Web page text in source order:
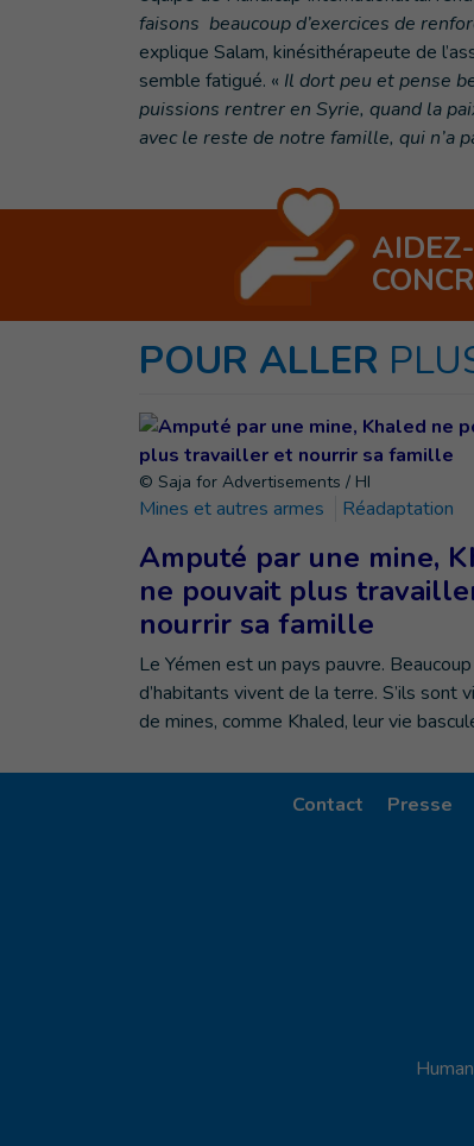
faisons beaucoup d’exercices de
explique Salam, kinésithérapeute de
semble fatigué. « Il dort peu et pense
puissions rentrer en Syrie, quand la
avec le reste de notre famille, qui n’a
AIDEZ-
POUR ALLER
© Saja for Advertisements / HI
Mines et autres armes Réadaptation
Amputé par une mine,
ne pouvait plus
nourrir sa famille
Le Yémen est un pays pauvre. Beaucoup
d’habitants vivent de la terre. S’ils sont
de mines, comme Khaled, leur vie
Contact Presse